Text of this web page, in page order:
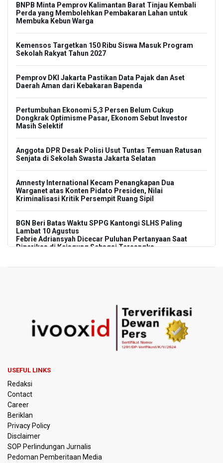
BNPB Minta Pemprov Kalimantan Barat Tinjau Kembali
Perda yang Membolehkan Pembakaran Lahan untuk
Membuka Kebun Warga
Kemensos Targetkan 150 Ribu Siswa Masuk Program
Sekolah Rakyat Tahun 2027
Pemprov DKI Jakarta Pastikan Data Pajak dan Aset
Daerah Aman dari Kebakaran Bapenda
Pertumbuhan Ekonomi 5,3 Persen Belum Cukup
Dongkrak Optimisme Pasar, Ekonom Sebut Investor
Masih Selektif
Anggota DPR Desak Polisi Usut Tuntas Temuan Ratusan
Senjata di Sekolah Swasta Jakarta Selatan
Amnesty International Kecam Penangkapan Dua
Warganet atas Konten Pidato Presiden, Nilai
Kriminalisasi Kritik Persempit Ruang Sipil
BGN Beri Batas Waktu SPPG Kantongi SLHS Paling
Lambat 10 Agustus
Febrie Adriansyah Dicecar Puluhan Pertanyaan Saat
Diperiksa di Kejagung Sebagai Tersangka
SEA V Cup 2026: Timnas Voli Putri Indonesia Menang
Lawan Vietnam 3-2
Kebakaran Landa Gedung Bapenda DKI Jakarta
PSSI Evaluasi TImnas Indonesia Setelah Gagal Tembus
Ditahan Imbang Singapura 1-1
Pemerintah Matangkan Rencana Pembaruan Buku Ajar
Nasional
USEFUL LINKS
Redaksi
Contact
Career
Beriklan
Privacy Policy
Disclaimer
SOP Perlindungan Jurnalis
Pedoman Pemberitaan Media